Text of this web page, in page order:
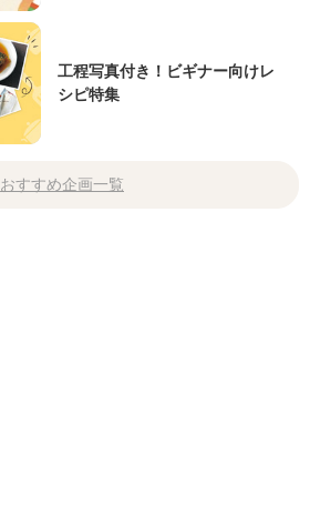
工程写真付き！ビギナー向けレ
シピ特集
おすすめ企画一覧